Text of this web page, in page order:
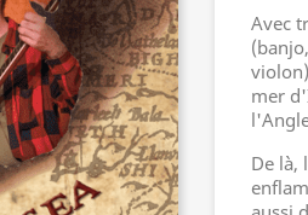
Avec
mer
De là,